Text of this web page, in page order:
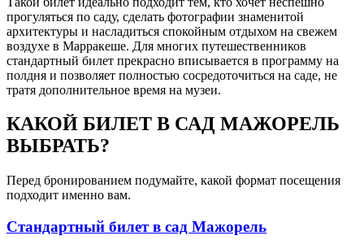
прогуляться по саду, сделать фотографии знаменитой
архитектуры и насладиться спокойным отдыхом на свежем
воздухе в Марракеше. Для многих путешественников
стандартный билет прекрасно вписывается в программу на
полдня и позволяет полностью сосредоточиться на саде, не
тратя дополнительное время на музеи.
КАКОЙ БИЛЕТ В САД МАЖОРЕЛЬ
ВЫБРАТЬ?
Перед бронированием подумайте, какой формат посещения
подходит именно вам.
Стандартный билет в сад Мажорель